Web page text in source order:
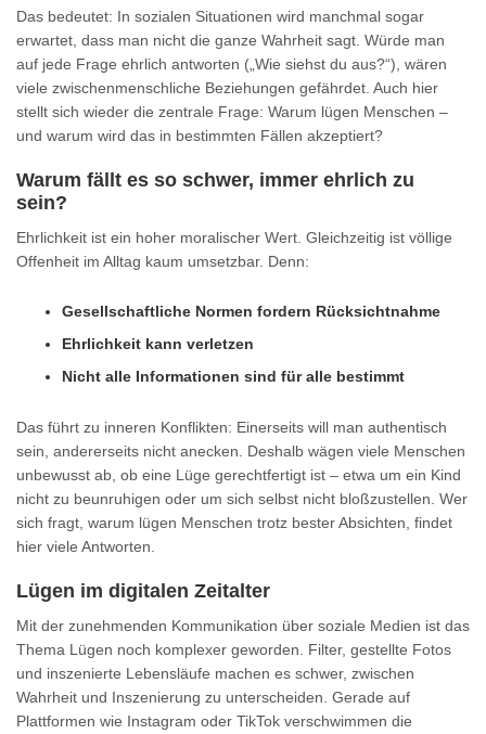
Das bedeutet: In sozialen Situationen wird manchmal sogar
erwartet, dass man nicht die ganze Wahrheit sagt. Würde man
auf jede Frage ehrlich antworten („Wie siehst du aus?“), wären
viele zwischenmenschliche Beziehungen gefährdet. Auch hier
stellt sich wieder die zentrale Frage: Warum lügen Menschen –
und warum wird das in bestimmten Fällen akzeptiert?
Warum fällt es so schwer, immer ehrlich zu
sein?
Ehrlichkeit ist ein hoher moralischer Wert. Gleichzeitig ist völlige
Offenheit im Alltag kaum umsetzbar. Denn:
Gesellschaftliche Normen fordern Rücksichtnahme
Ehrlichkeit kann verletzen
Nicht alle Informationen sind für alle bestimmt
Das führt zu inneren Konflikten: Einerseits will man authentisch
sein, andererseits nicht anecken. Deshalb wägen viele Menschen
unbewusst ab, ob eine Lüge gerechtfertigt ist – etwa um ein Kind
nicht zu beunruhigen oder um sich selbst nicht bloßzustellen. Wer
sich fragt, warum lügen Menschen trotz bester Absichten, findet
hier viele Antworten.
Lügen im digitalen Zeitalter
Mit der zunehmenden Kommunikation über soziale Medien ist das
Thema Lügen noch komplexer geworden. Filter, gestellte Fotos
und inszenierte Lebensläufe machen es schwer, zwischen
Wahrheit und Inszenierung zu unterscheiden. Gerade auf
Plattformen wie Instagram oder TikTok verschwimmen die